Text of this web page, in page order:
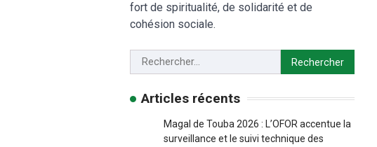
fort de spiritualité, de solidarité et de
cohésion sociale.
Articles récents
Magal de Touba 2026 : L’OFOR accentue la
surveillance et le suivi technique des